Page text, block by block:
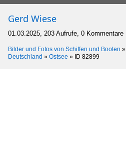
Gerd Wiese
01.03.2025, 203 Aufrufe, 0 Kommentare
Bilder und Fotos von Schiffen und Booten »
Deutschland » Ostsee » ID 82899